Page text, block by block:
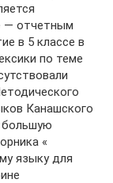
— отчетным
в 5 классе в
по теме
Канашского
большую
«
языку для